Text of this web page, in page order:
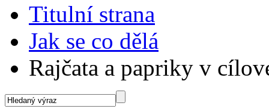
Titulní strana
Jak se co dělá
Rajčata a papriky v